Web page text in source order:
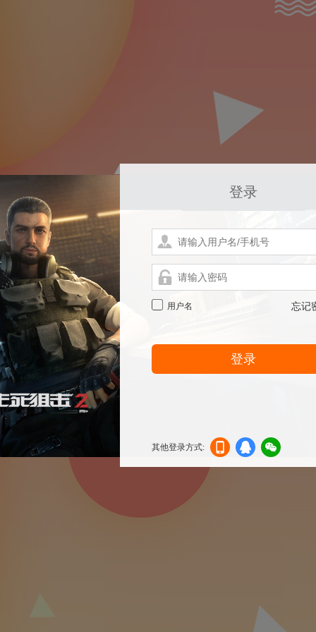
登录
用户名 忘记
登录
其他登录方式:
机登
登录
信登